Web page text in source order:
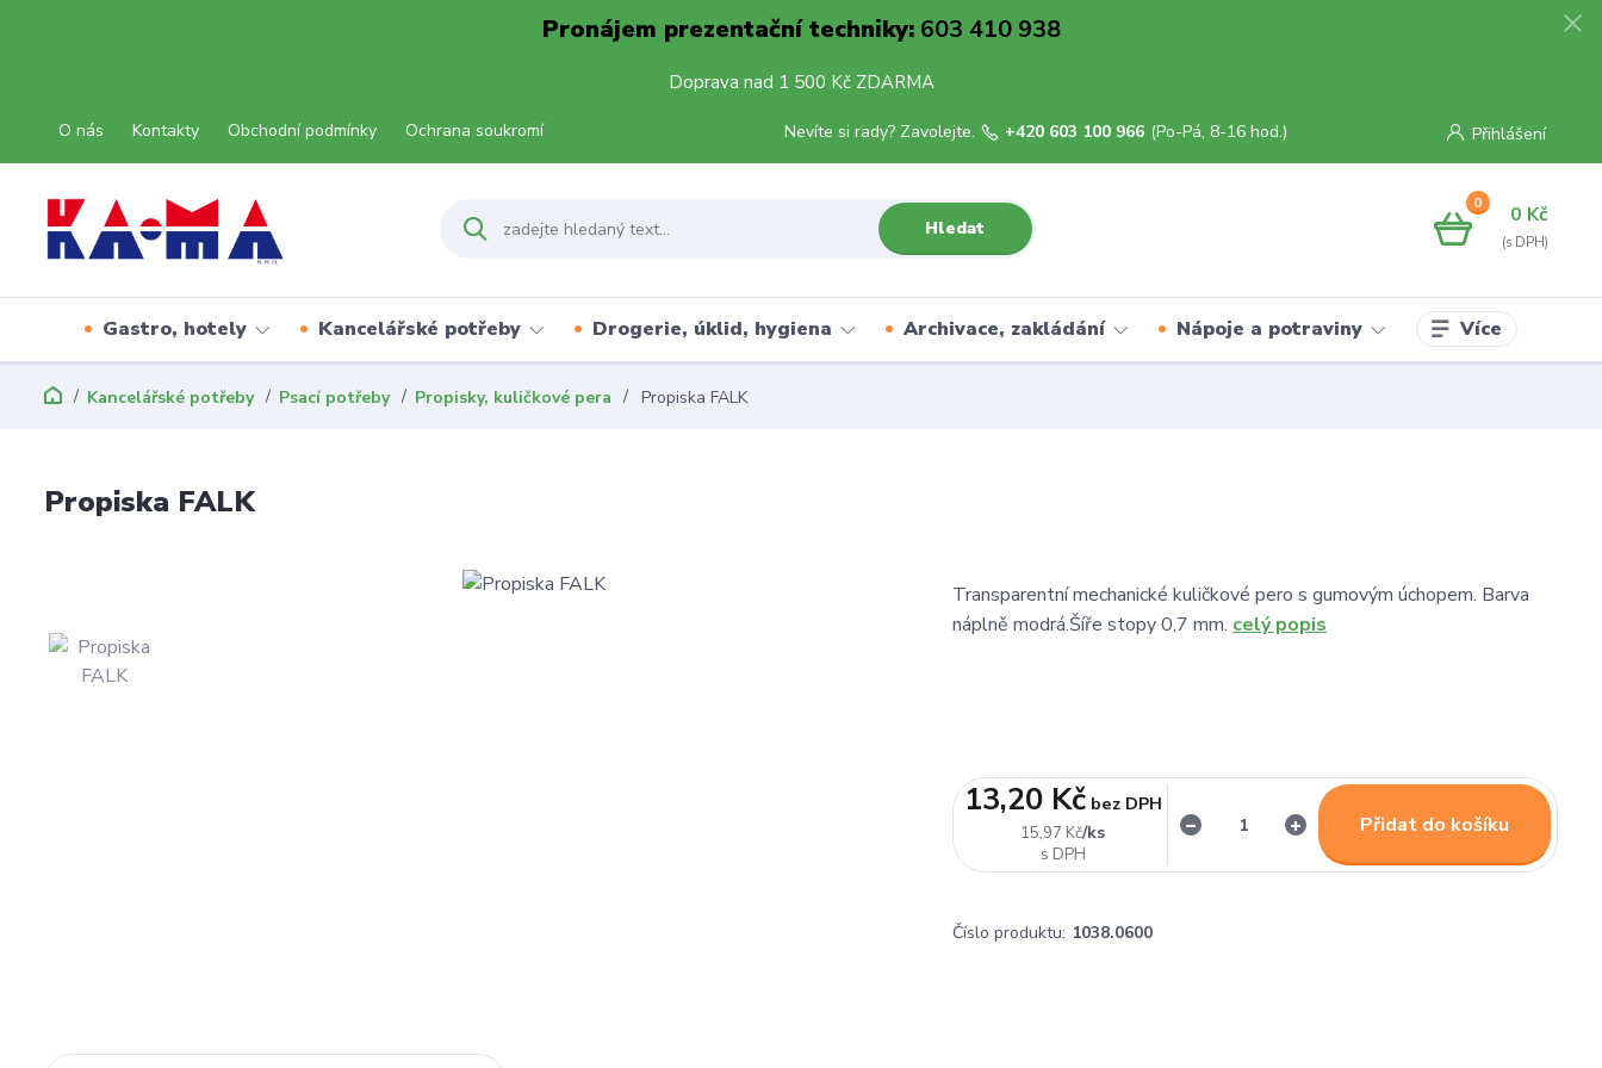
Pronájem prezentační techniky:603 410 938
Doprava nad 1 500 Kč ZDARMA
O nás Kontakty Obchodní podmínky Ochrana soukromí Přihlášení
Hledat
Nevíte si rady? Zavolejte. +420 603 100 966 (Po-Pá, 8-16 hod.)
0 0 Kč
Gastro, hotely Kancelářské potřeby Drogerie, úklid, hygiena Archivace, zakládání Nápoje a potraviny Více
Kancelářské potřeby Psací potřeby Propisky, kuličkové pera Propiska FALK
Propiska FALK
Transparentní mechanické kuličkové pero s gumovým úchopem. Barva
náplně modrá.Šíře stopy 0,7 mm. celý popis
15,97 Kč/ks
13,20 Kč bez DPH
Přidat do košíku
Číslo produktu: 1038.0600